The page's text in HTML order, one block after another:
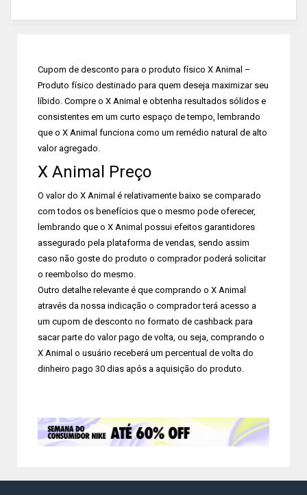
Cupom de desconto para o produto físico X Animal –
Produto físico destinado para quem deseja maximizar seu
líbido. Compre o X Animal e obtenha resultados sólidos e
consistentes em um curto espaço de tempo, lembrando
que o X Animal funciona como um remédio natural de alto
valor agregado.
X Animal Preço
O valor do X Animal é relativamente baixo se comparado
com todos os benefícios que o mesmo pode oferecer,
lembrando que o X Animal possui efeitos garantidores
assegurado pela plataforma de vendas, sendo assim
caso não goste do produto o comprador poderá solicitar
o reembolso do mesmo.
Outro detalhe relevante é que comprando o X Animal
através da nossa indicação o comprador terá acesso a
um cupom de desconto no formato de cashback para
sacar parte do valor pago de volta, ou seja, comprando o
X Animal o usuário receberá um percentual de volta do
dinheiro pago 30 dias após a aquisição do produto.